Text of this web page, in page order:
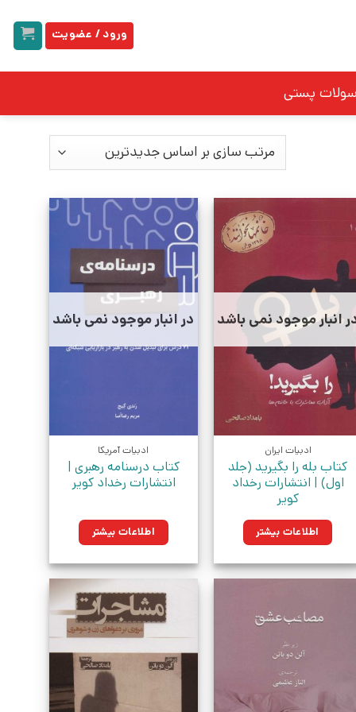
ورود / عضویت
پستی
انبار موجود نمی باشد
ادبیات ایران
کتاب بله را بگیرید (جلد
اول) | انتشارات رخداد
کویر
اطلاعات بیشتر
در انبار موجود نمی باشد
ادبیات آمریکا
کتاب درسنامه رهبری |
انتشارات رخداد کویر
اطلاعات بیشتر